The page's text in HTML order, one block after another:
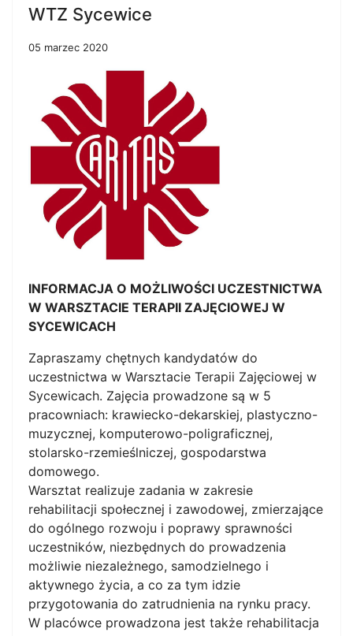
WTZ Sycewice
05 marzec 2020
INFORMACJA O MOŻLIWOŚCI UCZESTNICTWA
W WARSZTACIE TERAPII ZAJĘCIOWEJ W
SYCEWICACH
Zapraszamy chętnych kandydatów do
uczestnictwa w Warsztacie Terapii Zajęciowej w
Sycewicach. Zajęcia prowadzone są w 5
pracowniach: krawiecko-dekarskiej, plastyczno-
muzycznej, komputerowo-poligraficznej,
stolarsko-rzemieślniczej, gospodarstwa
domowego.
Warsztat realizuje zadania w zakresie
rehabilitacji społecznej i zawodowej, zmierzające
do ogólnego rozwoju i poprawy sprawności
uczestników, niezbędnych do prowadzenia
możliwie niezależnego, samodzielnego i
aktywnego życia, a co za tym idzie
przygotowania do zatrudnienia na rynku pracy.
W placówce prowadzona jest także rehabilitacja